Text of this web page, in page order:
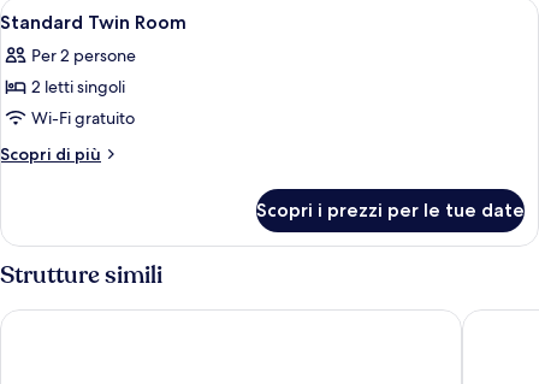
Apri
tutte
le
foto
per
Standard
Una camera d'albergo con due letti,
4
Standard Twin Room
Per 2 persone
2 letti singoli
Wi-Fi gratuito
Scopri di più
Altri
Twin
Scopri i prezzi per le tue date
Strutture simili
Tivoli Hotel